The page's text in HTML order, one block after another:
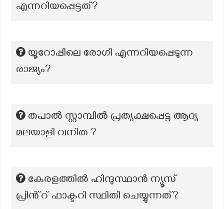
എന്നറിയപ്പെട്ടത്?
യൂറോപ്പിലെ രോഗി എന്നറിയപ്പെടുന്ന
രാജ്യം?
തപാൽ സ്റ്റാമ്പിൽ പ്രത്യക്ഷപ്പെട്ട ആദ്യ
മലയാളി വനിത ?
കേരളത്തിൽ ഹിന്ദുസ്ഥാൻ ന്യൂസ്
പ്രിൻ്റ് ഫാക്ടറി സ്ഥിതി ചെയ്യുന്നത്?